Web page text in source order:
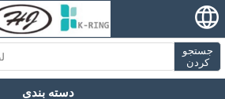
جستجو
کردن
دسته بندی